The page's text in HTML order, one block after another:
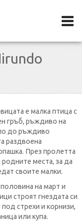
е малка птица с
гръб, ръждиво на
до ръждиво
раздвоена
През пролетта
места, за да
своите малки.
на март и
строят гнездата си
стрехи и корнизи,
или купа.